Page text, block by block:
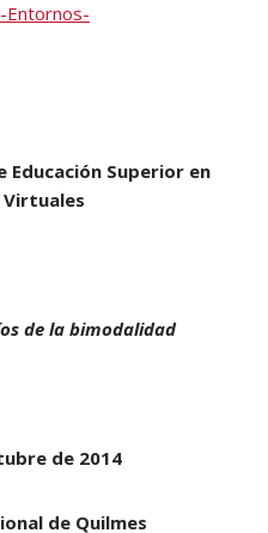
Entornos-
Educación Superior en
de la bimodalidad
de 2014
de Quilmes